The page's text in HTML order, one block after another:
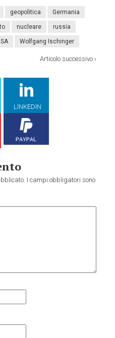
geopolitica Germania
nucleare russia
Wolfgang Ischinger
Articolo successivo›
LINKEDIN
I campi obbligatori sono